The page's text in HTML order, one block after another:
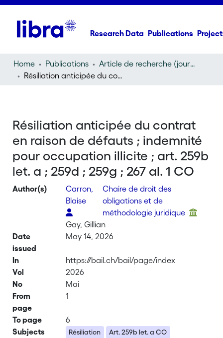
Research Data Publications
Home Publications
Article de recherche (journal article)
Résiliation anticipée du contrat en raison de défauts ; indemnité pour occupation illicite ; art. 259b let. a ; 259d ; 259g ; 267 al. 1 CO
Résiliation anticipée du contrat
en raison de défauts ; indemnité
pour occupation illicite ; art. 259b
let. a ; 259d ; 259g ; 267 al. 1 CO
Author(s)
Carron,
Blaise
Chaire de droit des
obligations et de
méthodologie juridique
Gay, Gillian
Date
issued
May 14, 2026
In
https://bail.ch/bail/page/index
Vol
2026
No
Mai
From
page
1
To page
6
Subjects
Résiliation
Art. 259b let. a CO